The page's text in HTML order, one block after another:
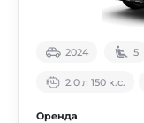
2024 5
2.0 л 150 к.с.
Оренда